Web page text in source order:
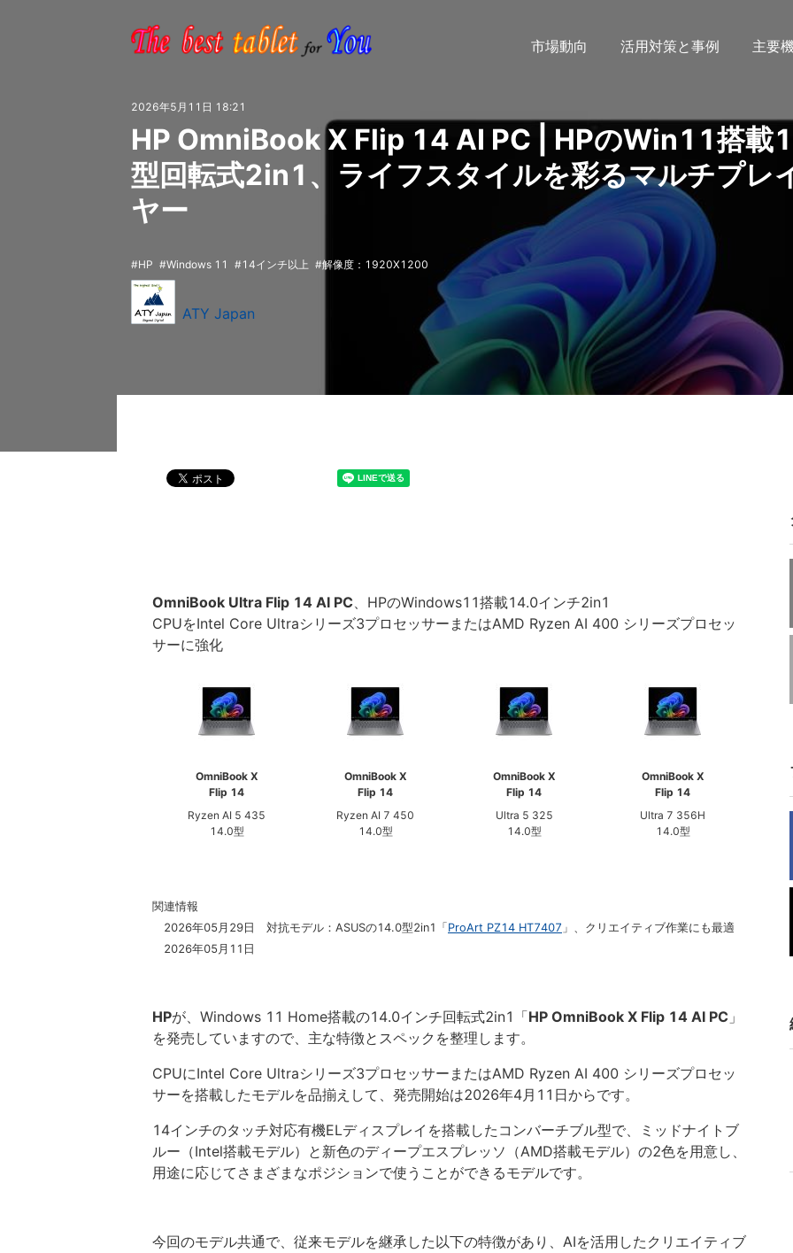
市場動向 活用対策と事例 主要
2026年5月11日 18:21
HP OmniBook X Flip 14 AI PC | HPのWin11搭載
型回転式2in1、ライフスタイルを彩るマルチプレ
ヤー
HP Windows 11 14インチ以上 解像度：1920X1200
ATY Japan
OmniBook Ultra Flip 14 AI PC、HPのWindows11搭載14.0インチ2in1
CPUをIntel Core Ultraシリーズ3プロセッサーまたはAMD Ryzen AI 400 シリーズプロセッ
サーに強化
OmniBook X
Flip 14
Ryzen AI 5 435
14.0型
OmniBook X
Flip 14
Ryzen AI 7 450
14.0型
OmniBook X
Flip 14
Ultra 5 325
14.0型
OmniBook X
Flip 14
Ultra 7 356H
14.0型
関連情報
2026年05月29日 対抗モデル：ASUSの14.0型2in1「 ProArt PZ14 HT7407 」、クリエイティブ作業にも最適
2026年05月11日
HPが、Windows 11 Home搭載の14.0インチ回転式2in1「HP OmniBook X Flip 14 AI PC 」
を発売していますので、主な特徴とスペックを整理します。
CPUにIntel Core Ultraシリーズ3プロセッサーまたはAMD Ryzen AI 400 シリーズプロセッ
サーを搭載したモデルを品揃えして、発売開始は2026年4月11日からです。
14インチのタッチ対応有機ELディスプレイを搭載したコンバーチブル型で、ミッドナイトブ
ルー（Intel搭載モデル）と新色のディープエスプレッソ（AMD搭載モデル）の2色を用意し、
用途に応じてさまざまなポジションで使うことができるモデルです。
今回のモデル共通で、従来モデルを継承した以下の特徴があり、AIを活用したクリエイティブ